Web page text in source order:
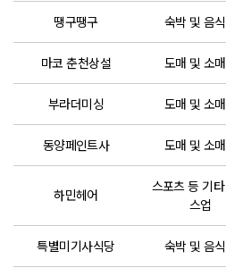
50m
땡구땡구 숙박 및 음
마코 춘천상설 도매 및 소
부라더미싱 도매 및 소
동양페인트사 도매 및 소
하민헤어
스포츠 등 기
스업
특별미기사식당 숙박 및 음